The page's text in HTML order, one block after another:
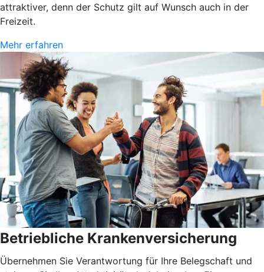
attraktiver, denn der Schutz gilt auf Wunsch auch in der
Freizeit.
Mehr erfahren
Betriebliche Krankenversicherung
Übernehmen Sie Verantwortung für Ihre Belegschaft und